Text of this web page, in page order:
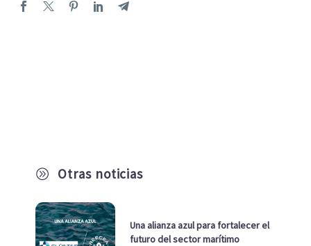
A Otras noticias
Una alianza azul para fortalecer el
futuro del sector marítimo